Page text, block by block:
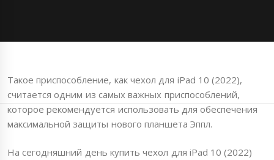
Такое приспособление, как чехол для iPad 10 (2022),
считается одним из самых важных приспособлений,
которое рекомендуется использовать для обеспечения
максимальной защиты нового планшета Эппл.
На сегодняшний день купить чехол для iPad 10 (2022)